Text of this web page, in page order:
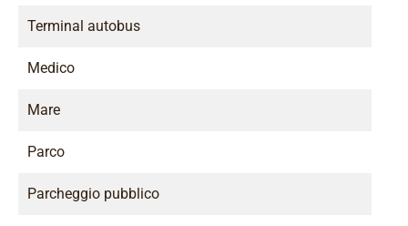
Terminal autobus
Medico
Mare
Parco
Parcheggio pubblico